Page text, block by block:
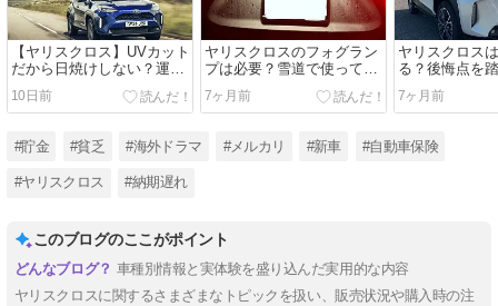
【ヤリスクロス】UVカット
だから日焼けしない？運転
中の紫外線対策を女性オー
ナーが解説
10日前
ヤリスクロスのフォグラン
プは必要？雪道で使って分
かった役割・メリットと注
意点
7ヶ月前
ヤリスクロス
る？後悔点を
った本当の魅力
7ヶ月前
#貯金 #貧乏 #海外ドラマ #メルカリ #新車 #自動車保険
#ヤリスクロス #納期遅れ
このブログのここがポイント
車種別情報と実体験を盛り込んだ実用的な内容
ヤリスクロスに関するさまざまなトピックを扱い、販売状況や購入時の注